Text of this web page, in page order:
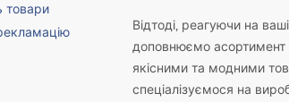
товари
Відтоді, реагуючи на
доповнюємо
якісними та модними
спеціалізуємося на